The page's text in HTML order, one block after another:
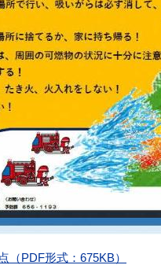
（PDF形式：675KB）